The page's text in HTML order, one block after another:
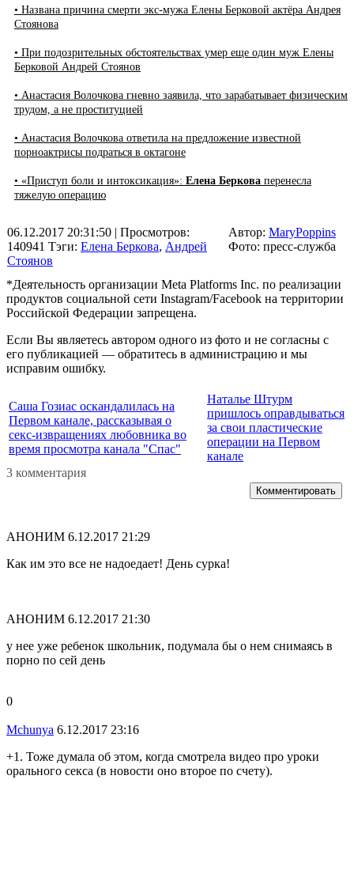
• Названа причина смерти экс-мужа Елены Берковой актёра Андрея
Стоянова
• При подозрительных обстоятельствах умер еще один муж Елены
Берковой Андрей Стоянов
• Анастасия Волочкова гневно заявила, что зарабатывает физическим
трудом, а не проституцией
• Анастасия Волочкова ответила на предложение известной
порноактрисы подраться в октагоне
• «Приступ боли и интоксикация»: Елена Беркова перенесла
тяжелую операцию
06.12.2017 20:31:50 | Просмотров:
140941 Тэги: Елена Беркова, Андрей
Стоянов
Автор: MaryPoppins
Фото: пресс-служба
*Деятельность организации Meta Platforms Inc. по реализации
продуктов социальной сети Instagram/Facebook на территории
Российской Федерации запрещена.
Если Вы являетесь автором одного из фото и не согласны с
его публикацией — обратитесь в администрацию и мы
исправим ошибку.
Саша Гозиас оскандалилась на
Первом канале, рассказывая о
секс-извращениях любовника во
время просмотра канала "Спас"
Наталье Штурм
пришлось оправдываться
за свои пластические
операции на Первом
канале
3 комментария
Комментировать
АНОНИМ 6.12.2017 21:29
Как им это все не надоедает! День сурка!
АНОНИМ 6.12.2017 21:30
у нее уже ребенок школьник, подумала бы о нем снимаясь в
порно по сей день
0
Mchunya 6.12.2017 23:16
+1. Тоже думала об этом, когда смотрела видео про уроки
орального секса (в новости оно второе по счету).